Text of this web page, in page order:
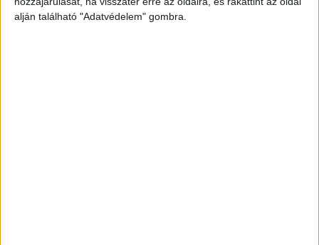
alján található "Adatvédelem" gombra.